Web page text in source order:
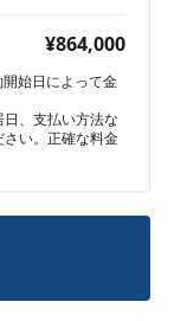
¥864,000
始日によって金
、支払い方法な
い。正確な料金